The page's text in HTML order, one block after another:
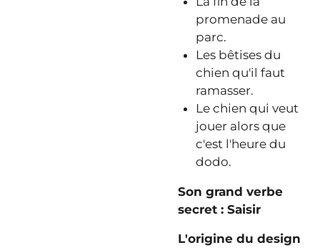
promenade au
parc.
Les bêtises du
chien qu'il faut
ramasser.
Le chien qui veut
jouer alors que
c'est l'heure du
dodo.
Son grand verbe
secret : Saisir
L'origine du design